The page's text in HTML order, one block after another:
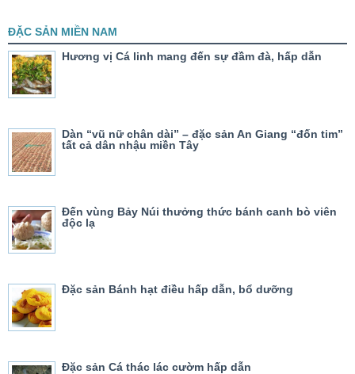
ĐẶC SẢN MIỀN NAM
Hương vị Cá linh mang đến sự đầm đà, hấp dẫn
Dàn “vũ nữ chân dài” – đặc sản An Giang “đốn tim”
tất cả dân nhậu miền Tây
Đến vùng Bảy Núi thưởng thức bánh canh bò viên
độc lạ
Đặc sản Bánh hạt điều hấp dẫn, bổ dưỡng
Đặc sản Cá thác lác cườm hấp dẫn